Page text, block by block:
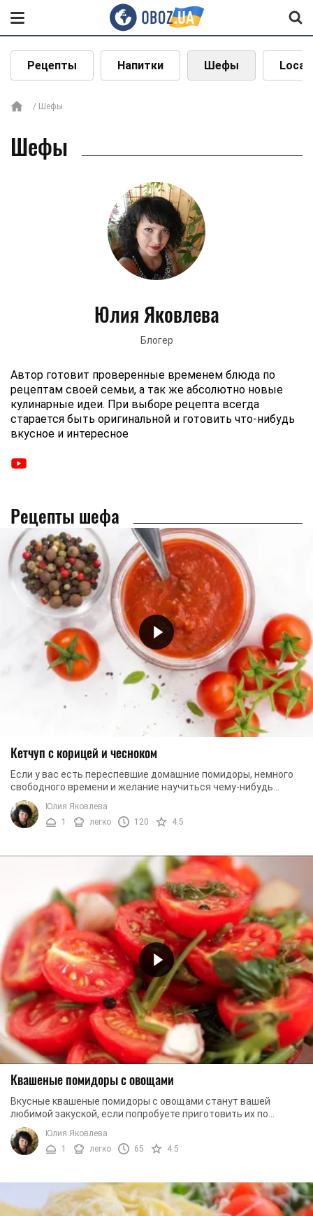
Рецепты Напитки Шефы Local
Шефы
Шефы
Юлия Яковлева
Блогер
Автор готовит проверенные временем блюда по
рецептам своей семьи, а так же абсолютно новые
кулинарные идеи. При выборе рецепта всегда
старается быть оригинальной и готовить что-нибудь
вкусное и интересное
Рецепты шефа
Кетчуп с корицей и чесноком
Если у вас есть переспевшие домашние помидоры, немного
свободного времени и желание научиться чему-нибудь
новому, обязательно прочтите этот рецепт. ...
Юлия Яковлева
1
легко 120 4.5
Квашеные помидоры с овощами
Вкусные квашеные помидоры с овощами станут вашей
любимой закуской, если попробуете приготовить их по
данному рецепту. Вы сможете легко подать такие ...
Юлия Яковлева
1
легко 65 4.5